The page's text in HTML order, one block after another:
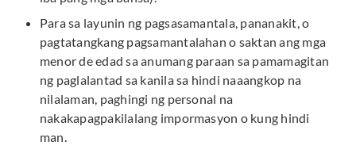
Para sa layunin ng pagsasamantala, pananakit, o
pagtatangkang pagsamantalahan o saktan ang mga
menor de edad sa anumang paraan sa pamamagitan
ng paglalantad sa kanila sa hindi naaangkop na
nilalaman, paghingi ng personal na
nakakapagpakilalang impormasyon o kung hindi
man.